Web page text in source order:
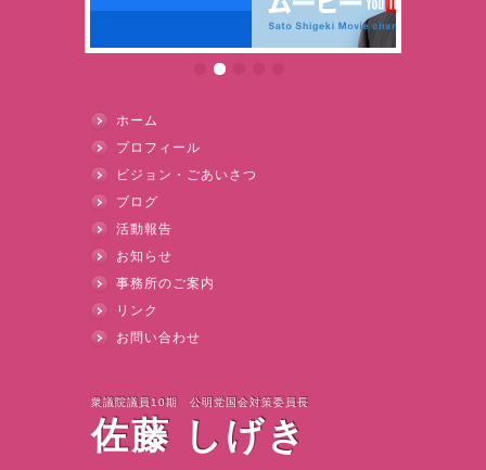
ホーム
プロフィール
ビジョン・ごあいさつ
ブログ
活動報告
お知らせ
事務所のご案内
リンク
お問い合わせ
衆議院議員10期 公明党国会対策委員長
佐藤 しげき